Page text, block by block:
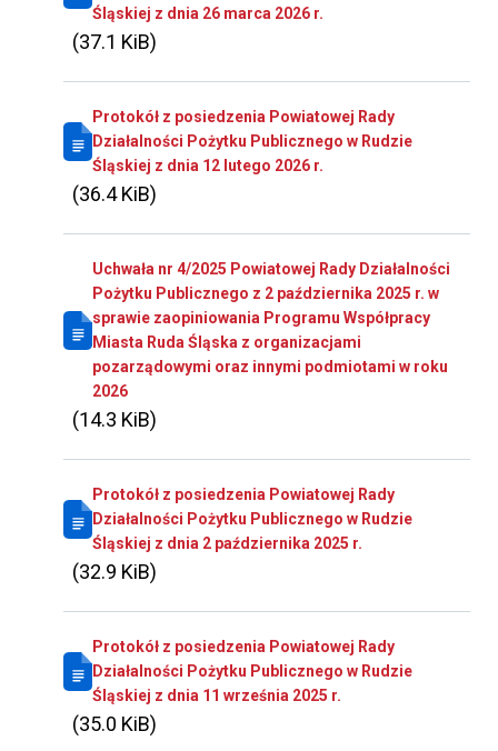
Śląskiej z dnia 26 marca 2026 r.
(37.1 KiB)
Protokół z posiedzenia Powiatowej Rady
Działalności Pożytku Publicznego w Rudzie
Śląskiej z dnia 12 lutego 2026 r.
(36.4 KiB)
Uchwała nr 4/2025 Powiatowej Rady Działalności
Pożytku Publicznego z 2 października 2025 r. w
sprawie zaopiniowania Programu Współpracy
Miasta Ruda Śląska z organizacjami
pozarządowymi oraz innymi podmiotami w roku
2026
(14.3 KiB)
Protokół z posiedzenia Powiatowej Rady
Działalności Pożytku Publicznego w Rudzie
Śląskiej z dnia 2 października 2025 r.
(32.9 KiB)
Protokół z posiedzenia Powiatowej Rady
Działalności Pożytku Publicznego w Rudzie
Śląskiej z dnia 11 września 2025 r.
(35.0 KiB)